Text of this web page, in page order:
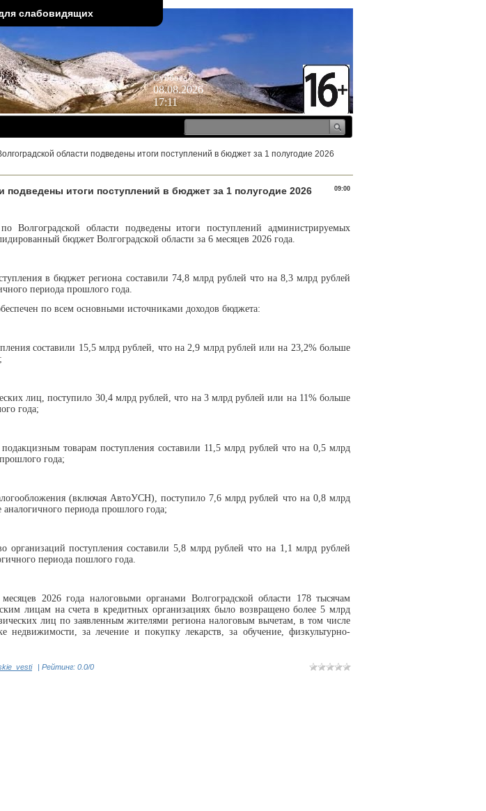
слабовидящих
Суббота
08.08.2026
17:11
области подведены итоги поступлений в бюджет за 1 полугодие 2026
09:00
подведены итоги поступлений в бюджет за 1 полугодие 2026
Волгоградской области подведены итоги поступлений администрируемых
бюджет Волгоградской области за 6 месяцев 2026 года.
в бюджет региона составили 74,8 млрд рублей что на 8,3 млрд рублей
периода прошлого года.
по всем основными источниками доходов бюджета:
составили 15,5 млрд рублей, что на 2,9 млрд рублей или на 23,2% больше
лиц, поступило 30,4 млрд рублей, что на 3 млрд рублей или на 11% больше
года;
товарам поступления составили 11,5 млрд рублей что на 0,5 млрд
года;
(включая АвтоУСН), поступило 7,6 млрд рублей что на 0,8 млрд
периода прошлого года;
организаций поступления составили 5,8 млрд рублей что на 1,1 млрд рублей
периода пошлого года.
2026 года налоговыми органами Волгоградской области 178 тысячам
лицам на счета в кредитных организациях было возвращено более 5 млрд
лиц по заявленным жителями региона налоговым вычетам, в том числе
недвижимости, за лечение и покупку лекарств, за обучение, физкультурно-
| Рейтинг: 0.0/0